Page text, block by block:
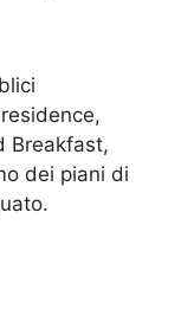
Breakfast,
dei piani di